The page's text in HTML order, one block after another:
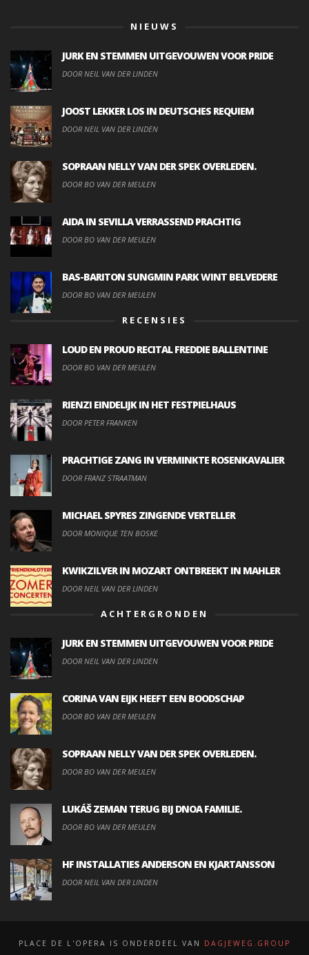
NIEUWS
JURK EN STEMMEN UITGEVOUWEN VOOR PRIDE
DOOR NEIL VAN DER LINDEN
JOOST LEKKER LOS IN DEUTSCHES REQUIEM
DOOR NEIL VAN DER LINDEN
SOPRAAN NELLY VAN DER SPEK OVERLEDEN.
DOOR BO VAN DER MEULEN
AIDA IN SEVILLA VERRASSEND PRACHTIG
DOOR BO VAN DER MEULEN
BAS-BARITON SUNGMIN PARK WINT BELVEDERE
DOOR BO VAN DER MEULEN
RECENSIES
LOUD EN PROUD RECITAL FREDDIE BALLENTINE
DOOR BO VAN DER MEULEN
RIENZI EINDELIJK IN HET FESTPIELHAUS
DOOR PETER FRANKEN
PRACHTIGE ZANG IN VERMINKTE ROSENKAVALIER
DOOR FRANZ STRAATMAN
MICHAEL SPYRES ZINGENDE VERTELLER
DOOR MONIQUE TEN BOSKE
KWIKZILVER IN MOZART ONTBREEKT IN MAHLER
DOOR NEIL VAN DER LINDEN
ACHTERGRONDEN
JURK EN STEMMEN UITGEVOUWEN VOOR PRIDE
DOOR NEIL VAN DER LINDEN
CORINA VAN EIJK HEEFT EEN BOODSCHAP
DOOR BO VAN DER MEULEN
SOPRAAN NELLY VAN DER SPEK OVERLEDEN.
DOOR BO VAN DER MEULEN
LUKÁŠ ZEMAN TERUG BIJ DNOA FAMILIE.
DOOR BO VAN DER MEULEN
HF INSTALLATIES ANDERSON EN KJARTANSSON
DOOR NEIL VAN DER LINDEN
PLACE DE L'OPERA IS ONDERDEEL VAN DAGJEWEG.GROUP